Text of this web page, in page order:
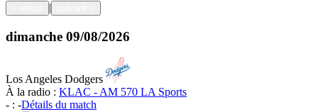
|
dimanche 09/08/2026
Los Angeles Dodgers
À la radio : KLAC - AM 570 LA Sports
- : -Détails du match